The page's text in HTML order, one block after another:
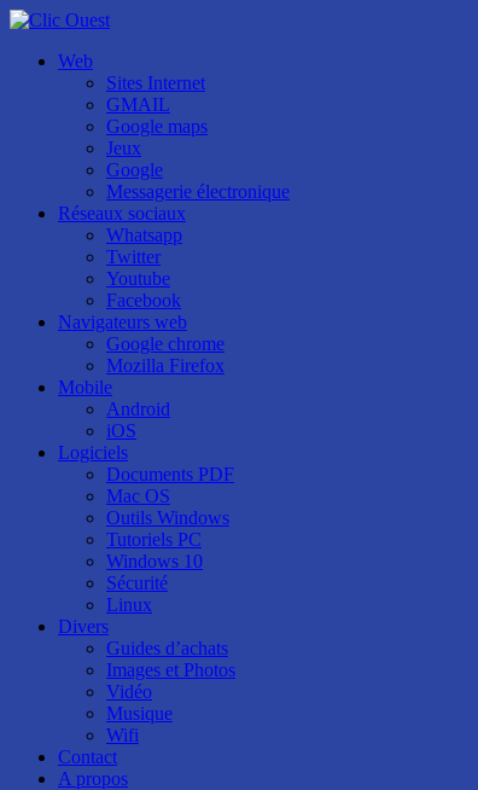
Web
Sites Internet
GMAIL
Google maps
Jeux
Google
Messagerie électronique
Réseaux sociaux
Whatsapp
Twitter
Youtube
Facebook
Navigateurs web
Google chrome
Mozilla Firefox
Mobile
Android
iOS
Logiciels
Documents PDF
Mac OS
Outils Windows
Tutoriels PC
Windows 10
Sécurité
Linux
Divers
Guides d’achats
Images et Photos
Vidéo
Musique
Wifi
Contact
A propos